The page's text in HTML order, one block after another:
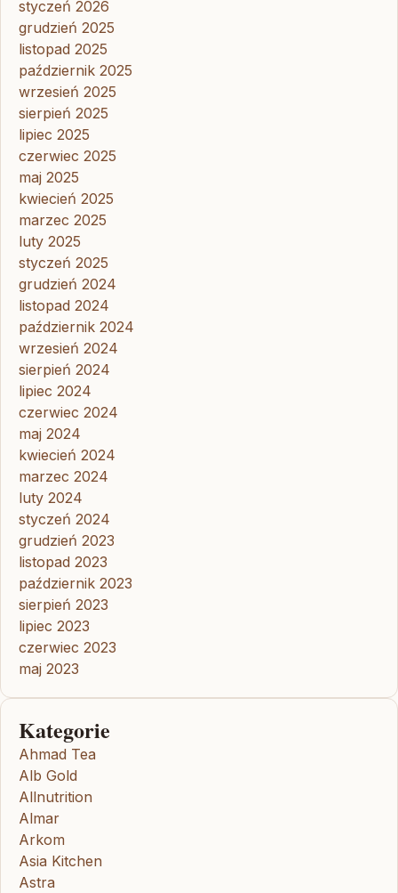
styczeń 2026
grudzień 2025
listopad 2025
październik 2025
wrzesień 2025
sierpień 2025
lipiec 2025
czerwiec 2025
maj 2025
kwiecień 2025
marzec 2025
luty 2025
styczeń 2025
grudzień 2024
listopad 2024
październik 2024
wrzesień 2024
sierpień 2024
lipiec 2024
czerwiec 2024
maj 2024
kwiecień 2024
marzec 2024
luty 2024
styczeń 2024
grudzień 2023
listopad 2023
październik 2023
sierpień 2023
lipiec 2023
czerwiec 2023
maj 2023
Kategorie
Ahmad Tea
Alb Gold
Allnutrition
Almar
Arkom
Asia Kitchen
Astra